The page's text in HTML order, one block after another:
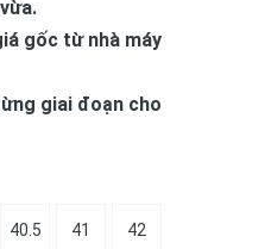
gốc từ nhà máy
giai đoạn cho
40.5 41 42